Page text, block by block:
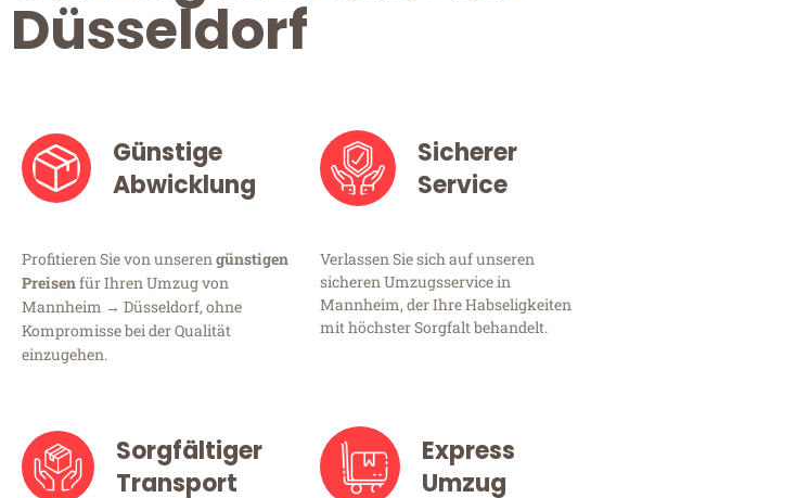
Düsseldorf
Günstige
Abwicklung
Profitieren Sie von unserengünstigen
Preisenfür Ihren Umzug von
Mannheim → Düsseldorf, ohne
Kompromisse bei der Qualität
einzugehen.
Sicherer
Service
Verlassen Sie sich auf unseren
sicheren Umzugsservice in
Mannheim, der Ihre Habseligkeiten
mit höchster Sorgfalt behandelt.
Sorgfältiger
Transport
Express
Umzug